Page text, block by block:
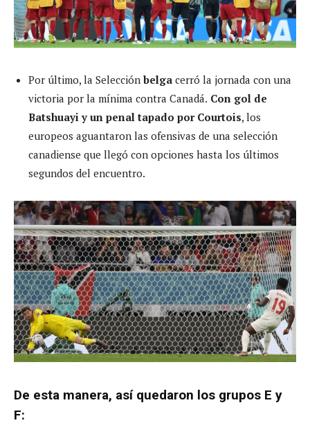
Por último, la Selección belga cerró la jornada con una
victoria por la mínima contra Canadá. Con gol de
Batshuayi y un penal tapado por Courtois, los
europeos aguantaron las ofensivas de una selección
canadiense que llegó con opciones hasta los últimos
segundos del encuentro.
De esta manera, así quedaron los grupos E y
F: